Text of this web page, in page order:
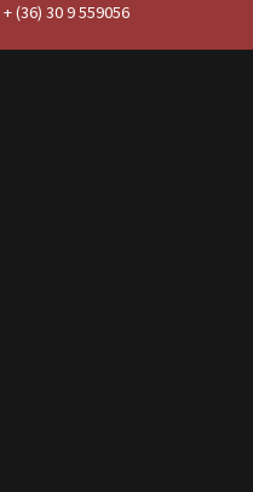
+ (36) 30 9 559056